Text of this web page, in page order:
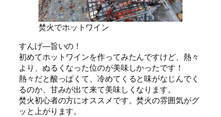
焚火でホットワイン
すんげ―旨いの！
初めてホットワインを作ってみたんですけど、熱々
より、ぬるくなった位のが美味しかったです！
熱々だと酸っぱくて、冷めてくると味がなじんでく
るのか、甘みが出て来て美味しくなります。
焚火初心者の方にオススメです。焚火の雰囲気がグ
ッと上がります。